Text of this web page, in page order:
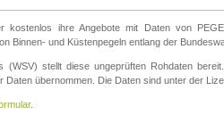
kostenlos ihre Angebote mit Daten von
Binnen- und Küstenpegeln entlang der
stellt diese ungeprüften Rohdaten
übernommen. Die Daten sind unter der
.